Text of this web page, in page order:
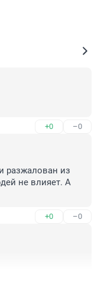
+0 –0
разжалован из
не влияет. А
+0 –0